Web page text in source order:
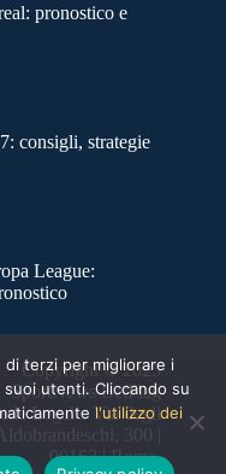
pronostico e
consigli, strategie
League:
Copyright © 2025
SportNews BetFlag
Legale: Via degli
Aldobrandeschi, 300 |
00163 | Roma
terzi per migliorare i
utenti. Cliccando su
l'utilizzo dei